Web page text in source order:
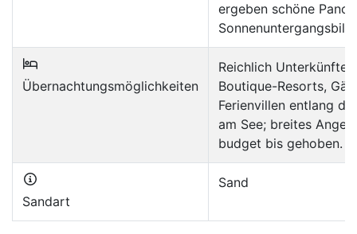
ergeben schöne
Übernachtungsmöglichkeiten
Reichlich Unterkünfte:
Boutique-Resorts,
Ferienvillen entlang
am See; breites
budget bis gehoben.
Sandart
Sand